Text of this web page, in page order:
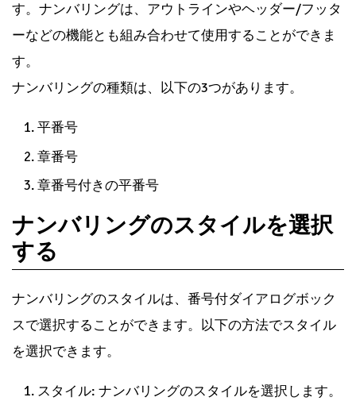
の特定の部分に番号を自動的に付けることができま
す。ナンバリングは、アウトラインやヘッダー/フッタ
ーなどの機能とも組み合わせて使用することができま
す。
平番号
章番号
章番号付きの平番号
ナンバリングのスタイルを選択
する
ナンバリングのスタイルは、番号付ダイアログボック
スで選択することができます。以下の方法でスタイル